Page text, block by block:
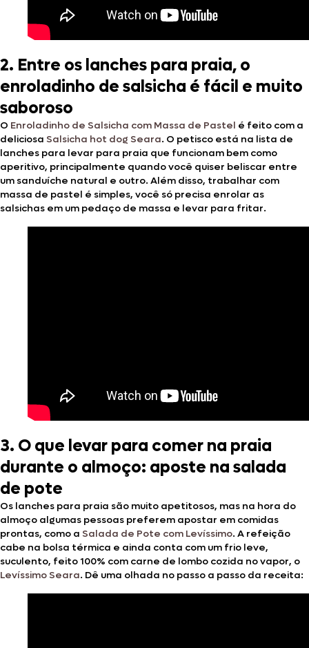
2. Entre os lanches para praia, o
enroladinho de salsicha é fácil e muito
saboroso
O Enroladinho de Salsicha com Massa de Pastel é feito com a
deliciosa Salsicha hot dog Seara. O petisco está na lista de
lanches para levar para praia que funcionam bem como
aperitivo, principalmente quando você quiser beliscar entre
um sanduíche natural e outro. Além disso, trabalhar com
massa de pastel é simples, você só precisa enrolar as
salsichas em um pedaço de massa e levar para fritar.
3. O que levar para comer na praia
durante o almoço: aposte na salada
de pote
Os lanches para praia são muito apetitosos, mas na hora do
almoço algumas pessoas preferem apostar em comidas
prontas, como a Salada de Pote com Levíssimo. A refeição
cabe na bolsa térmica e ainda conta com um frio leve,
suculento, feito 100% com carne de lombo cozida no vapor, o
Levíssimo Seara. Dê uma olhada no passo a passo da receita: